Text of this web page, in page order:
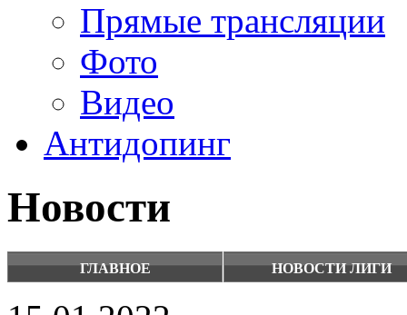
Прямые трансляции
Фото
Видео
Антидопинг
Новости
ГЛАВНОЕ НОВОСТИ ЛИГИ